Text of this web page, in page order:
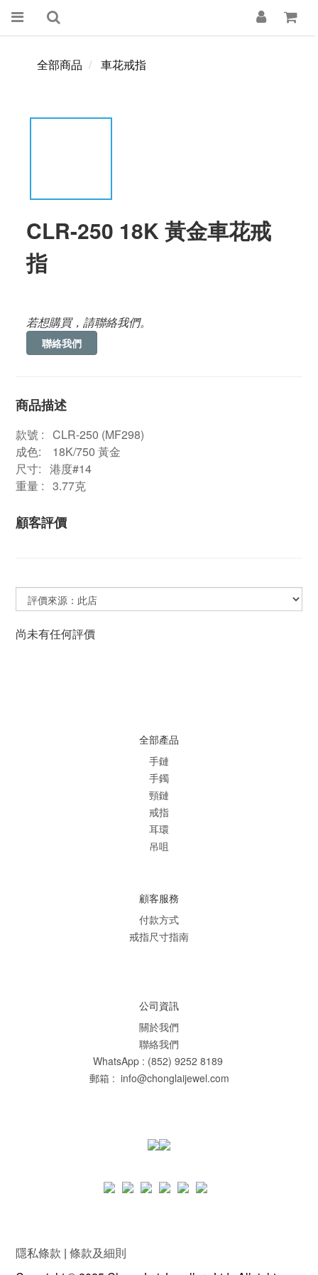
全部商品 車花戒指
CLR-250 18K 黃金車花戒
指
若想購買，請聯絡我們。
聯絡我們
商品描述
款號 : CLR-250 (MF298)
成色: 18K/750 黃金
尺寸: 港度#14
重量 : 3.77克
顧客評價
尚未有任何評價
全部產品
手鏈
手鐲
頸鏈
戒指
耳環
吊咀
顧客服務
付款方式
戒指尺寸指南
公司資訊
關於我們
聯絡我們
WhatsApp : (852) 9252 8189
郵箱 : info@chonglaijewel.com
隱私條款 | 條款及細則